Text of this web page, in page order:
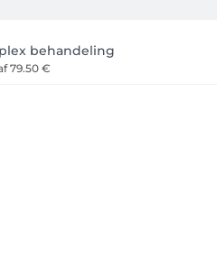
behandeling
79.50 €